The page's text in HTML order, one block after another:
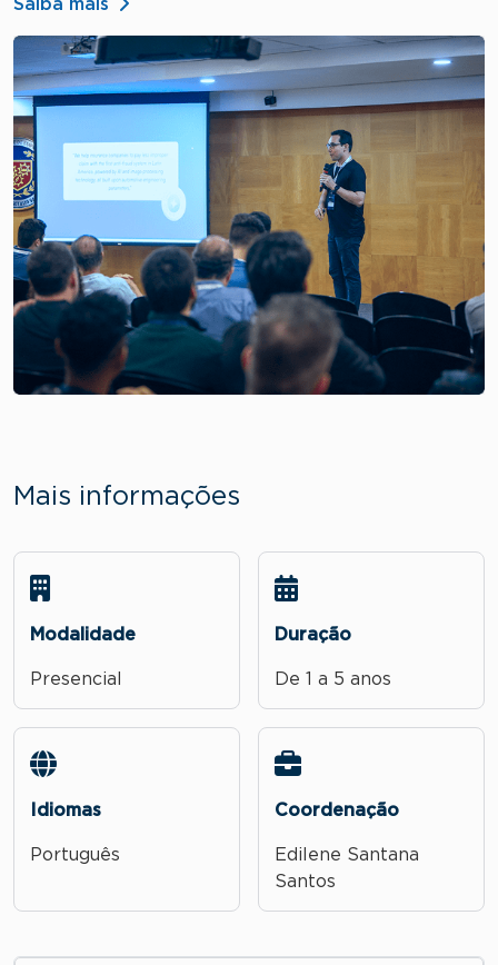
Saiba mais
Mais informações
Modalidade
Presencial
Duração
De 1 a 5 anos
Idiomas
Português
Coordenação
Edilene Santana
Santos